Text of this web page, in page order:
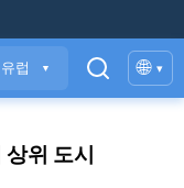
유럽 ▼ 🌐 ▾
위 도시